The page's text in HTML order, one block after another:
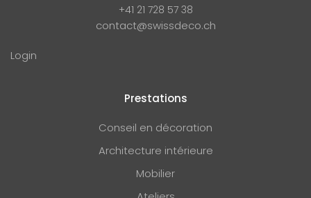
+41 21 728 57 38
contact@swissdeco.ch
Login
Prestations
Conseil en décoration
Architecture intérieure
Mobilier